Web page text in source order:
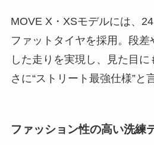
MOVE X・XSモデルには、
ファットタイヤを採用。段差
した走りを実現し、見た目に
さに“ストリート最強仕様”と
ファッション性の高い洗練